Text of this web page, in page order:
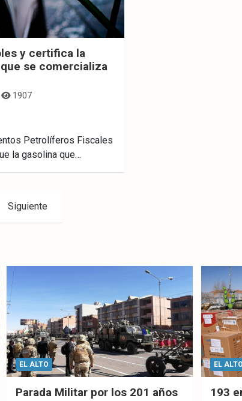
y certifica la
se comercializa
1907
Petrolíferos Fiscales
la gasolina que…
Siguiente
EL ALTO
Parada Militar por los 201 años
EL ALTO
193